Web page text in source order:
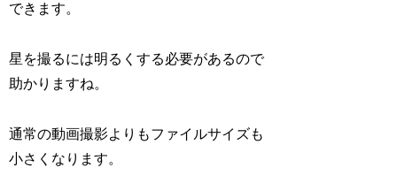
できます。
星を撮るには明るくする必要があるので
助かりますね。
通常の動画撮影よりもファイルサイズも
小さくなります。